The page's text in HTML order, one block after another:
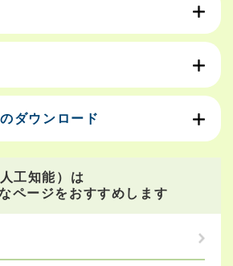
ダウンロード
工知能）は
ページをおすすめします